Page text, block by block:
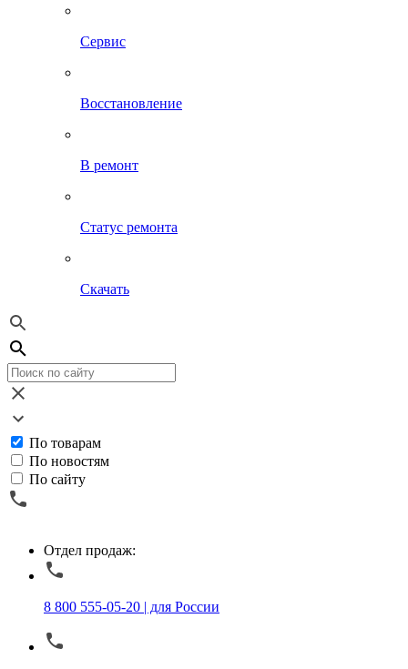
Сервис
Восстановление
В ремонт
Статус ремонта
Скачать
По товарам
По новостям
По сайту
Отдел продаж:
8 800 555-05-20 | для России